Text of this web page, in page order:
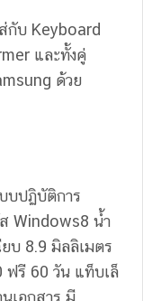
กับ Keyboard
และทั้งคู่
ด้วย
บปฏิบัติการ
Windows8 น้ำ
บ 8.9 มิลลิเมตร
รี 60 วัน แท็บเล็
เอกสาร มี